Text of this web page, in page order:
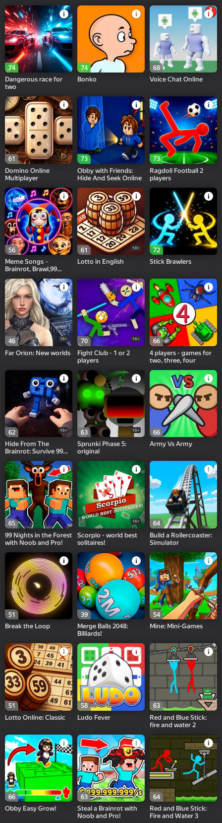
74
Dangerous race for
two
74
Bonko
68
Voice Chat Online
61
Domino Online
Multiplayer
73
Obby with Friends:
Hide And Seek Online
73
Ragdoll Football 2
players
56
Meme Songs－
Brainrot, Brawl,99
61 18+
Lotto in English
72
Stick Brawlers
46 18+
Far Orion: New worlds
70 16+
Fight Club - 1 or 2
players
66
4 players - games for
two, three, four
62 16+
Hide From The
Brainrot: Survive 99
63 16+
Sprunki Phase 5:
original
66
Army Vs Army
65
99 Nights in the Forest
with Noob and Pro!
16+
Scorpio - world best
solitaires!
64
Build a Rollercoaster:
Simulator
51
Break the Loop
39
Merge Balls 2048:
Billiards!
54
Mine: Mini-Games
51
Lotto Online: Classic
58
Ludo Fever
63
Red and Blue Stick:
fire and water 2
66
Obby Easy Grow!
63
Steal a Brainrot with
Noob and Pro!
64
Red and Blue Stick:
Fire and Water 3